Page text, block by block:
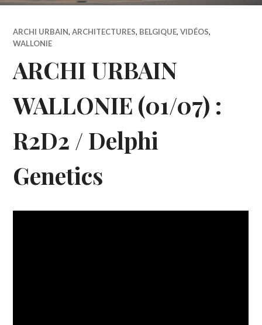
ARCHI URBAIN,ARCHITECTURES, BELGIQUE,VIDÉOS,
WALLONIE
ARCHI URBAIN
WALLONIE (01/07) :
R2D2 / Delphi
Genetics